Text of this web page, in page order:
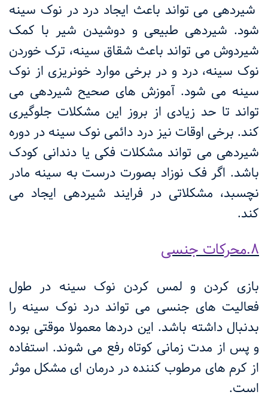
شیردهی می تواند باعث ایجاد درد در نوک سینه
شود. شیردهی طبیعی و دوشیدن شیر با کمک
شیردوش می تواند باعث شقاق سینه، ترک خوردن
نوک سینه، درد و در برخی موارد خونریزی از نوک
سینه می شود. آموزش های صحیح شیردهی می
تواند تا حد زیادی از بروز این مشکلات جلوگیری
کند. برخی اوقات نیز درد دائمی نوک سینه در دوره
شیردهی می تواند مشکلات فکی یا دندانی کودک
باشد. اگر فک نوزاد بصورت درست به سینه مادر
نچسبد، مشکلاتی در فرایند شیردهی ایجاد می
کند.
8.محرکات جنسی
بازی کردن و لمس کردن نوک سینه در طول
فعالیت های جنسی می تواند درد نوک سینه را
بدنبال داشته باشد. این دردها معمولا موقتی بوده
و پس از مدت زمانی کوتاه رفع می شوند. استفاده
از کرم های مرطوب کننده در درمان ای مشکل موثر
است.